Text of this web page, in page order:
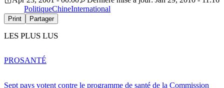
PolitiqueChineInternational
Print Partager
LES PLUS LUS
Sept pays votent contre le programme de santé de la Commission
PROSANTÉ